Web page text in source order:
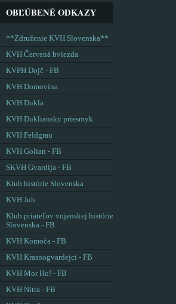
OBĽÚBENÉ ODKAZY
**Združenie KVH Slovenska**
KVH Červená hviezda
KVPH Dojč - FB
KVH Domovina
KVH Dukla
KVH Dukliansky priesmyk
KVH Feldgrau
KVH Golian - FB
SKVH Gvardija - FB
Klub histórie Slovenska
KVH Juh
Klub priateľov vojenskej histórie
Slovenska - FB
KVH Komoča - FB
KVH Krasnogvardejci - FB
KVH Mor Ho! - FB
KVH Nitra - FB